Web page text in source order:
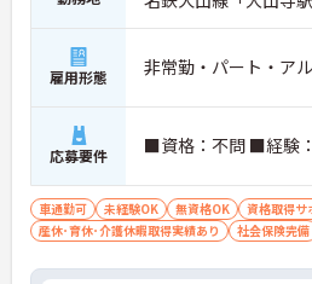
雇用形態 非常勤・パート・ア
応募要件 ■資格：不問 ■経験
車通勤可 未経験OK 無資格OK 資格取得サ
産休･育休･介護休暇取得実績あり
社会保険完備